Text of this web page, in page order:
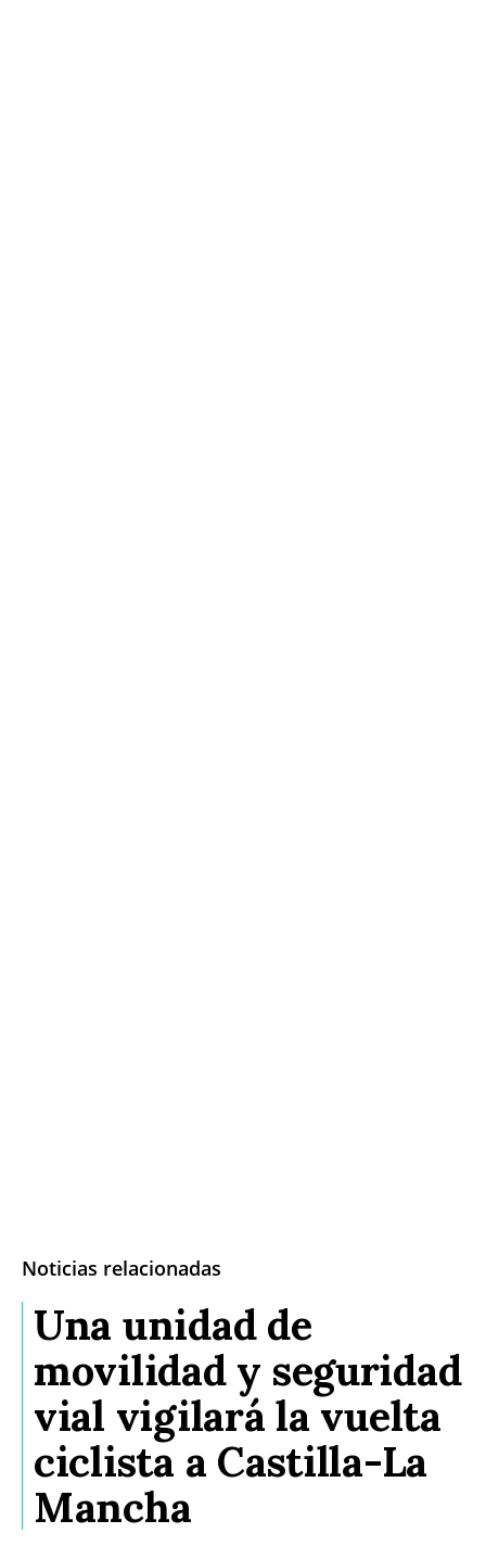
Noticias relacionadas
Una unidad de
movilidad y seguridad
vial vigilará la vuelta
ciclista a Castilla-La
Mancha